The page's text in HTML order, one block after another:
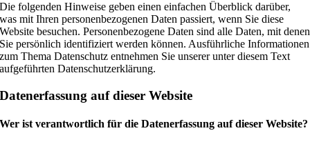
Die folgenden Hinweise geben einen einfachen Überblick darüber,
was mit Ihren personenbezogenen Daten passiert, wenn Sie diese
Website besuchen. Personenbezogene Daten sind alle Daten, mit denen
Sie persönlich identifiziert werden können. Ausführliche Informationen
zum Thema Datenschutz entnehmen Sie unserer unter diesem Text
aufgeführten Datenschutzerklärung.
Datenerfassung auf dieser Website
Wer ist verantwortlich für die Datenerfassung auf dieser Website?